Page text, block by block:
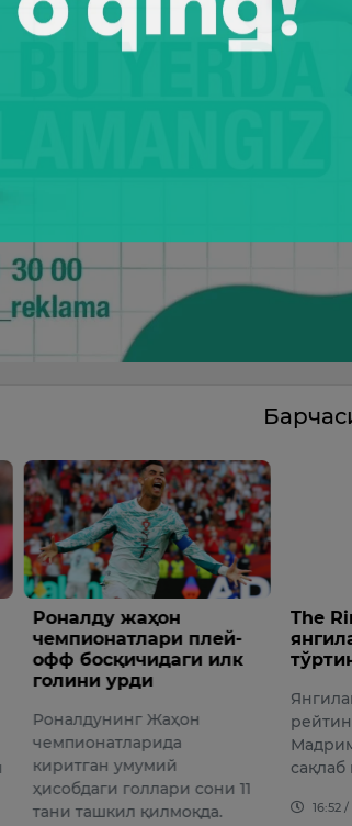
Роналду жаҳон
чемпионатлари плей-
офф босқичидаги илк
голини урди
Роналдунинг Жаҳон
чемпионатларида
киритган умумий
ҳисобдаги голлари сони 11
тани ташкил қилмоқда.
The
сақлаб
16:52 /